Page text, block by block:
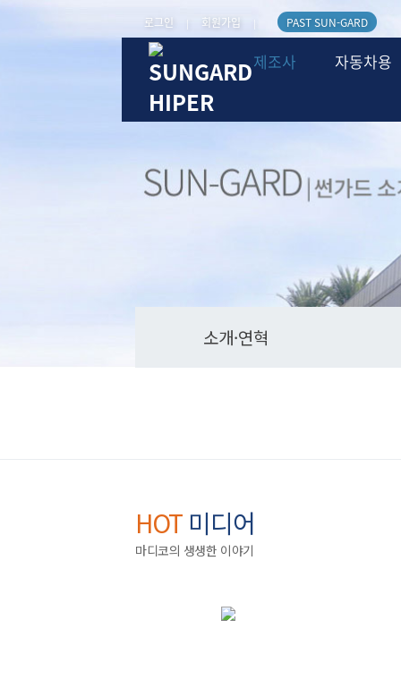
로그인 회원가입 PAST SUN-GARD
제조사 자동차용
소개·연혁
HOT미디어
마디코의 생생한 이야기